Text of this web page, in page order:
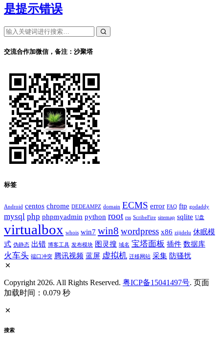
是提示错误
交流合作加微信，备注：沙聚塔
标签
Android centos chrome DEDEAMPZ domain ECMS error FAQ ftp godaddy
mysql php phpmyadmin python root rss ScribeFire sitemap sqlite U盘
virtualbox whois win7 win8 wordpress x86 zijidelu 休眠模
式 伪静态 出错 博客工具 发布模块 图灵搜 域名 宝塔面板 插件 数据库
火车头 端口冲突 腾讯视频 蓝屏 虚拟机 迁移网站 采集 防骚扰
Copyright 2026. All Rights Reserved. 粤ICP备15041497号. 页面
加载时间：0.079 秒
搜索